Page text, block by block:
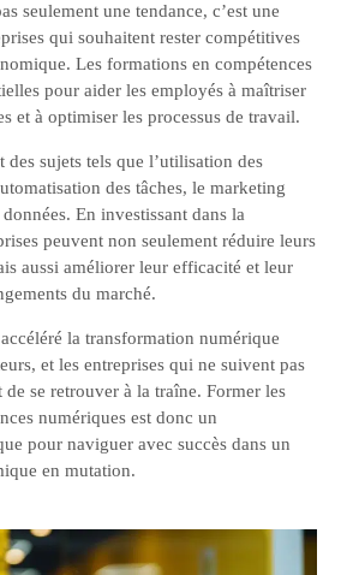
seulement une tendance, c’est une
qui souhaitent rester compétitives
Les formations en compétences
pour aider les employés à maîtriser
et à optimiser les processus de travail.
sujets tels que l’utilisation des
des tâches, le marketing
En investissant dans la
peuvent non seulement réduire leurs
aussi améliorer leur efficacité et leur
du marché.
la transformation numérique
et les entreprises qui ne suivent pas
se retrouver à la traîne. Former les
numériques est donc un
pour naviguer avec succès dans un
en mutation.